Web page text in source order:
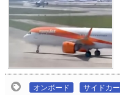
オンボード サイドカー